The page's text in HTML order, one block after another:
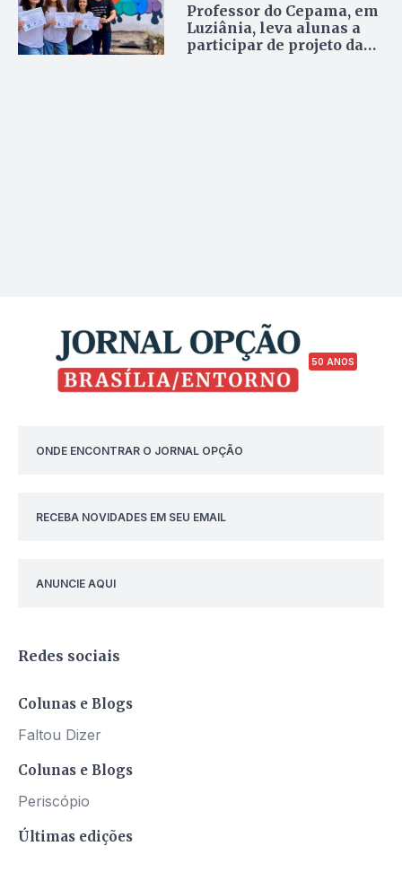
Professor do Cepama, em
Luziânia, leva alunas a
participar de projeto da
50 ANOS
ONDE ENCONTRAR O JORNAL OPÇÃO
RECEBA NOVIDADES EM SEU EMAIL
ANUNCIE AQUI
Redes sociais
Colunas e Blogs
Faltou Dizer
Colunas e Blogs
Periscópio
Últimas edições